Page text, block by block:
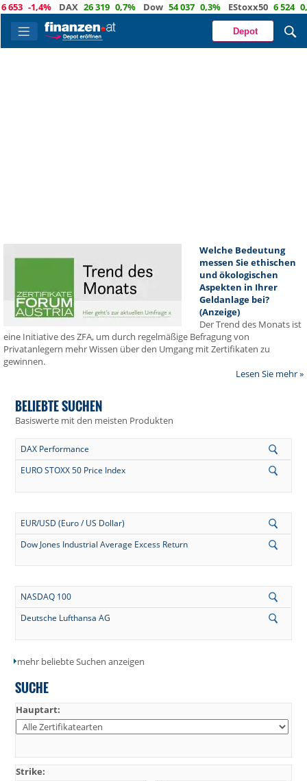
-1,4% DAX 26 319 0,7% Dow 54 037 0,3% EStoxx50 6 524
Depot
Welche Bedeutung
messen Sie ethischen
und ökologischen
Aspekten in Ihrer
Geldanlage bei?
(Anzeige)
Der Trend des Monats ist
eine Initiative des ZFA, um durch regelmäßige Befragung von
Privatanlegern mehr Wissen über den Umgang mit Zertifikaten zu
gewinnen.
Lesen Sie mehr »
BELIEBTE SUCHEN
Basiswerte mit den meisten Produkten
DAX Performance
EURO STOXX 50 Price Index
EUR/USD (Euro / US Dollar)
Dow Jones Industrial Average Excess Return
NASDAQ 100
Deutsche Lufthansa AG
mehr beliebte Suchen anzeigen
SUCHE
Hauptart:
Strike: